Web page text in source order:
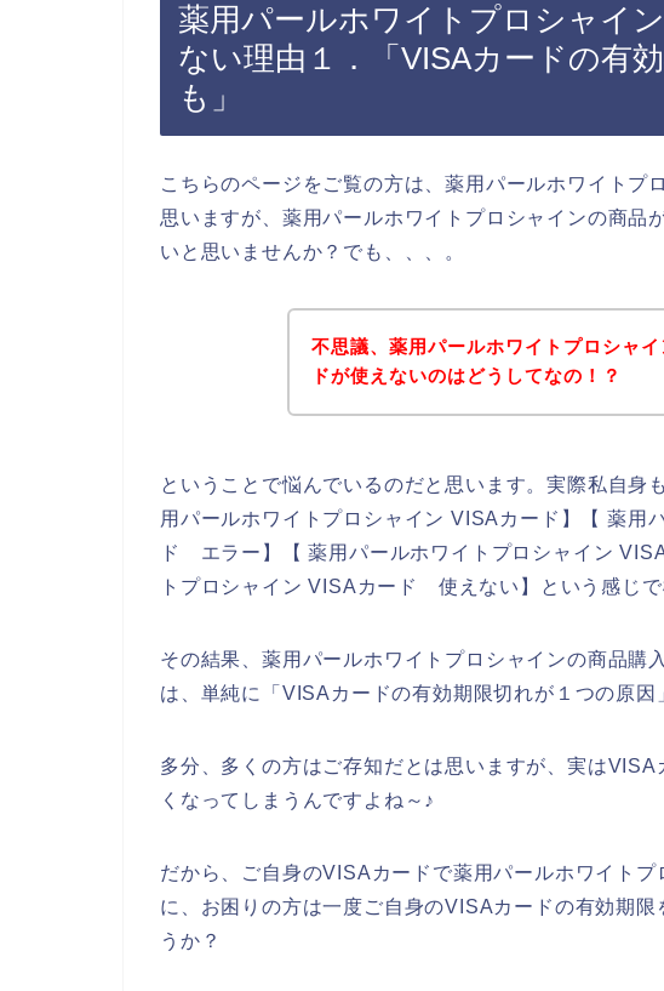
薬用パールホワイトプロシャイ
ない理由１．「VISAカードの有
も」
こちらのページをご覧の方は、薬用パールホワイトプ
思いますが、薬用パールホワイトプロシャインの商品
いと思いませんか？でも、、、。
不思議、薬用パールホワイトプロシャ
ドが使えないのはどうしてなの！？
ということで悩んでいるのだと思います。実際私自身
用パールホワイトプロシャイン VISAカード】【 薬用
ド エラー】【 薬用パールホワイトプロシャイン
トプロシャイン VISAカード 使えない】という感じで
その結果、薬用パールホワイトプロシャインの商品購
は、単純に「VISAカードの有効期限切れが１つの原因
多分、多くの方はご存知だとは思いますが、実は
くなってしまうんですよね～♪
だから、ご自身のVISAカードで薬用パールホワイト
に、お困りの方は一度ご自身のVISAカードの有効期
うか？